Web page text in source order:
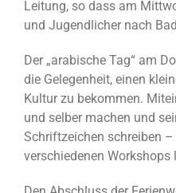
Leitung, so dass am
und Jugendlicher nach
Der „arabische Tag“ am
die Gelegenheit, einen
Kultur zu bekommen.
und selber machen und
Schriftzeichen schreiben
verschiedenen Workshops